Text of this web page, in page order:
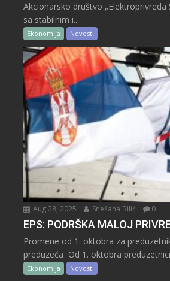
Akcionarsko društvo „Elektroprivreda
sa stabilnim i...
Ekonomija Novosti
Aug 28, 2025 Snežana Bilić 0
EPS: PODRŠKA MALOJ
Promene od 1. oktobra za
preduzeća Od 1. oktobra
Ekonomija Novosti